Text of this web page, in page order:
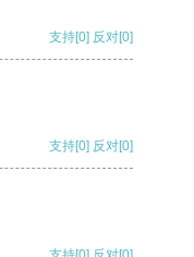
支持[0] 反对[0]
支持[0] 反对[0]